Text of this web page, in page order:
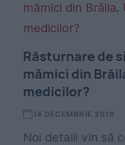
Răsturnare de
mămici din
medicilor?
14 DECEMBRIE 2019
Noi detalii vin să